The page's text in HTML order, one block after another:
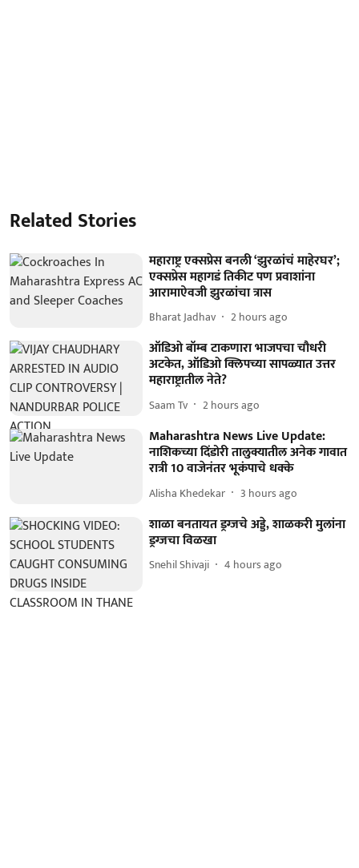
Related Stories
महाराष्ट्र एक्सप्रेस बनली ‘झुरळांचं माहेरघर’;
एक्सप्रेस महागडं तिकीट पण प्रवाशांना
आरामाऐवजी झुरळांचा त्रास
Bharat Jadhav 2 hours ago
ऑडिओ बॉम्ब टाकणारा भाजपचा चौधरी
अटकेत, ऑडिओ क्लिपच्या सापळ्यात उत्तर
महाराष्ट्रातील नेते?
Saam Tv 2 hours ago
Maharashtra News Live Update:
नाशिकच्या दिंडोरी तालुक्यातील अनेक गावात
रात्री 10 वाजेनंतर भूकंपाचे धक्के
Alisha Khedekar 3 hours ago
शाळा बनतायत ड्रग्जचे अड्डे, शाळकरी मुलांना
ड्रग्जचा विळखा
Snehil Shivaji 4 hours ago